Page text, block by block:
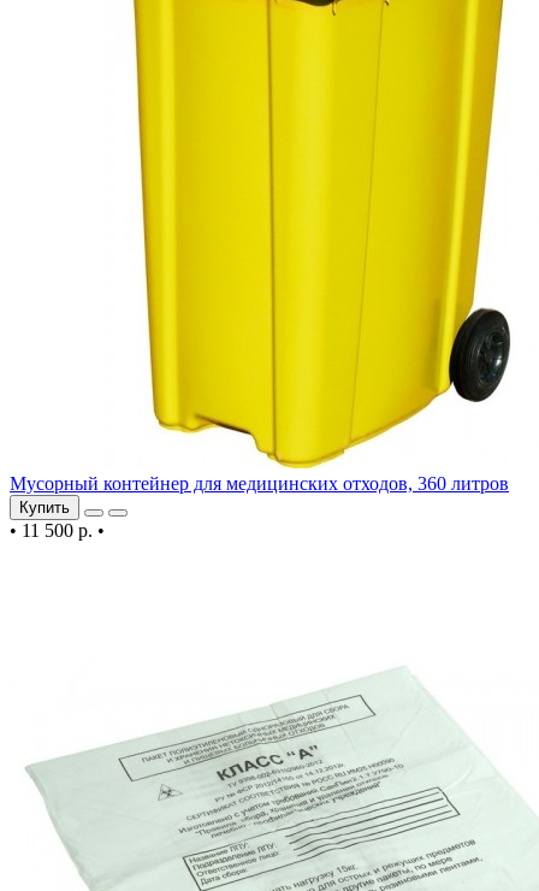
Мусорный контейнер для медицинских отходов, 360 литров
Купить
• 11 500 р. •